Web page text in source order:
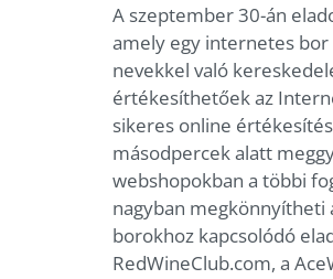
A szeptember 30-án
amely egy internetes
nevekkel való
értékesíthetőek az
sikeres online
másodpercek alatt
webshopokban a többi
nagyban megkönnyítheti
borokhoz kapcsolódó
RedWineClub.com, a